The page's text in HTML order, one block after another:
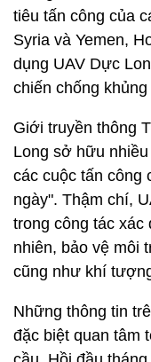
tiêu tấn công của
Syria và Yemen,
dụng UAV Dực
chiến chống khủng
Giới truyền thông
Long sở hữu
các cuộc tấn công
ngày". Thậm chí,
trong công tác xác
nhiên, bảo vệ môi
cũng như khí
Những thông tin
đặc biệt quan tâm